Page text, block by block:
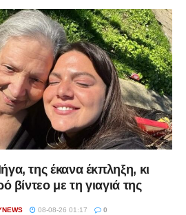
της έκανα έκπληξη, κι
βίντεο με τη γιαγιά της
08-08-26 01:17 0